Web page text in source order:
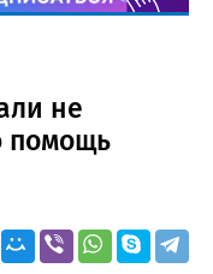
не
помощь